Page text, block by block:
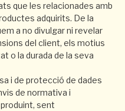
que les relacionades amb
adquirits. De la
a no divulgar ni revelar
del client, els motius
o la durada de la seva
i de protecció de dades
de normativa i
sent